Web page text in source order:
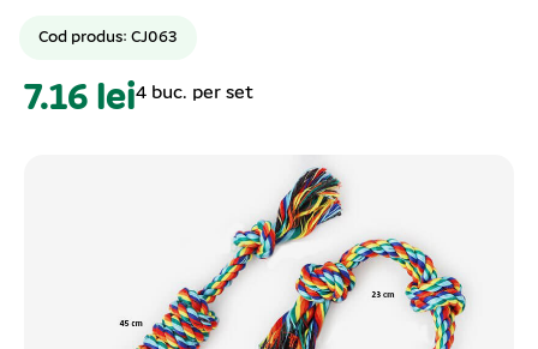
Cod produs: CJ063
7.16 lei4 buc. per set